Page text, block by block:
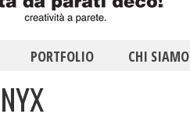
PORTFOLIO CHI SIAMO
NYX